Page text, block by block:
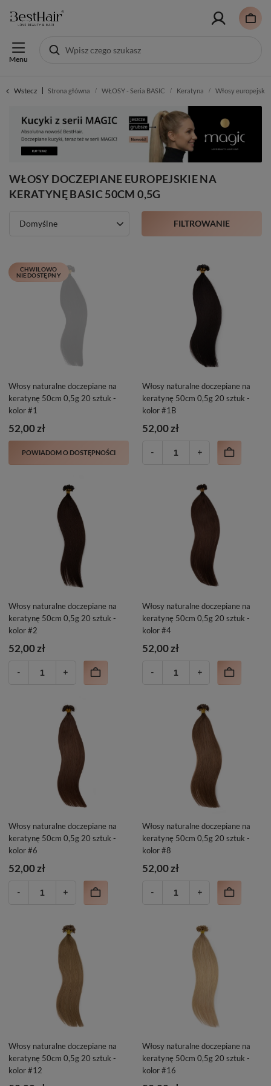
Menu
Wstecz Strona główna WŁOSY - Seria BASIC Keratyna Włosy europejskie
WŁOSY DOCZEPIANE EUROPEJSKIE NA
KERATYNĘ BASIC 50CM 0,5G
Domyślne FILTROWANIE
CHWILOWO
NIEDOSTĘPNY
Włosy naturalne doczepiane na
keratynę 50cm 0,5g 20 sztuk -
kolor #1
52,00 zł
POWIADOM O DOSTĘPNOŚCI
Włosy naturalne doczepiane na
keratynę 50cm 0,5g 20 sztuk -
kolor #1B
52,00 zł
Włosy naturalne doczepiane na
keratynę 50cm 0,5g 20 sztuk -
kolor #2
52,00 zł
Włosy naturalne doczepiane na
keratynę 50cm 0,5g 20 sztuk -
kolor #4
52,00 zł
Włosy naturalne doczepiane na
keratynę 50cm 0,5g 20 sztuk -
kolor #6
52,00 zł
Włosy naturalne doczepiane na
keratynę 50cm 0,5g 20 sztuk -
kolor #8
52,00 zł
Włosy naturalne doczepiane na
keratynę 50cm 0,5g 20 sztuk -
kolor #12
Włosy naturalne doczepiane na
keratynę 50cm 0,5g 20 sztuk -
kolor #16